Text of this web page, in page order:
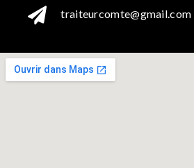
 traiteurcomte@gmail.com